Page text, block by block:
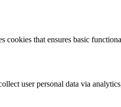
that ensures basic
user personal data via